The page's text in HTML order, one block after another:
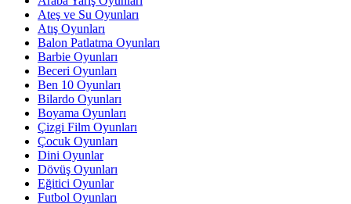
Ateş ve Su Oyunları
Atış Oyunları
Balon Patlatma Oyunları
Barbie Oyunları
Beceri Oyunları
Ben 10 Oyunları
Bilardo Oyunları
Boyama Oyunları
Çizgi Film Oyunları
Çocuk Oyunları
Dini Oyunlar
Dövüş Oyunları
Eğitici Oyunlar
Futbol Oyunları